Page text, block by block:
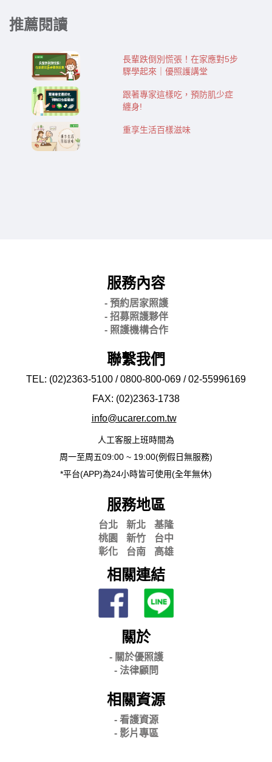
推薦閱讀
長輩跌倒別慌張！在家應對5步
驟學起來｜優照護講堂
跟著專家這樣吃，預防肌少症
纏身!
重享生活百樣滋味
服務內容
- 預約居家照護
- 招募照護夥伴
- 照護機構合作
聯繫我們
TEL: (02)2363-5100 / 0800-800-069 / 02-55996169
FAX: (02)2363-1738
info@ucarer.com.tw
人工客服上班時間為
周一至周五09:00 ~ 19:00(例假日無服務)
*平台(APP)為24小時皆可使用(全年無休)
服務地區
台北 新北
基隆
桃園
新竹
台中
彰化
台南 高雄
相關連結
關於
- 關於優照護
- 法律顧問
相關資源
- 看護資源
- 影片專區